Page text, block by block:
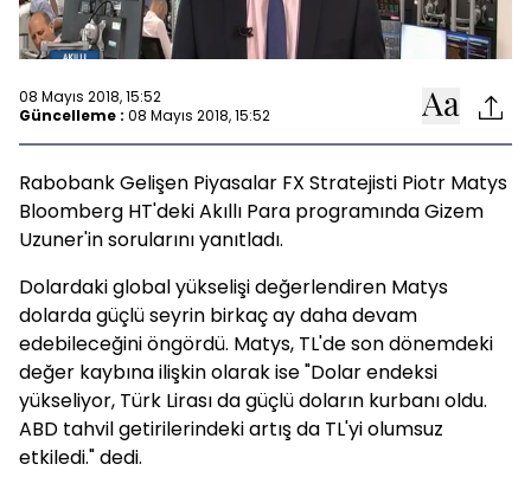
08 Mayıs 2018, 15:52
Güncelleme : 08 Mayıs 2018, 15:52
Rabobank Gelişen Piyasalar FX Stratejisti Piotr Matys
Bloomberg HT'deki Akıllı Para programında Gizem
Uzuner'in sorularını yanıtladı.
Dolardaki global yükselişi değerlendiren Matys
dolarda güçlü seyrin birkaç ay daha devam
edebileceğini öngördü. Matys, TL'de son dönemdeki
değer kaybına ilişkin olarak ise "Dolar endeksi
yükseliyor, Türk Lirası da güçlü doların kurbanı oldu.
ABD tahvil getirilerindeki artış da TL'yi olumsuz
etkiledi." dedi.